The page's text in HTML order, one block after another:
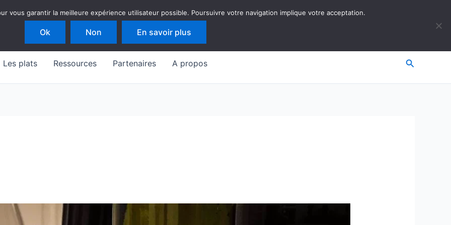
Les plats Ressources Partenaires A propos
vous garantir la meilleure expérience utilisateur possible. Poursuivre votre navigation implique votre acceptation.
Ok Non En savoir plus